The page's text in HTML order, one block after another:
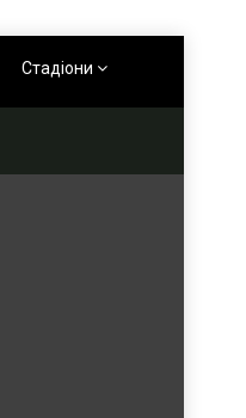
Стадіони